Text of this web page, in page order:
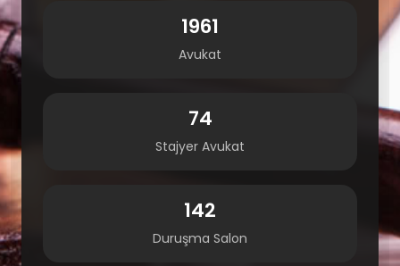
1961
Avukat
74
Stajyer Avukat
142
Duruşma Salon